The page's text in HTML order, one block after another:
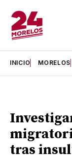
INICIO MORELOS
tras